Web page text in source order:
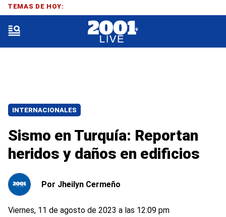
INTERNACIONALES
Sismo en Turquía: Reportan
heridos y daños en edificios
Por Jheilyn Cermeño
Viernes, 11 de agosto de 2023 a las 12:09 pm
TEMAS DE HOY: